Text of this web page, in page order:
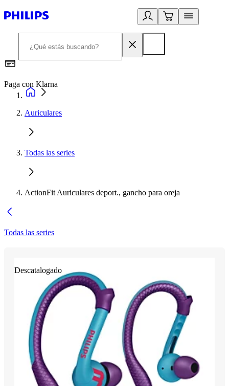
Paga con Klarna
Auriculares
Todas las series
ActionFit Auriculares deport., gancho para oreja
Todas las series
Descatalogado